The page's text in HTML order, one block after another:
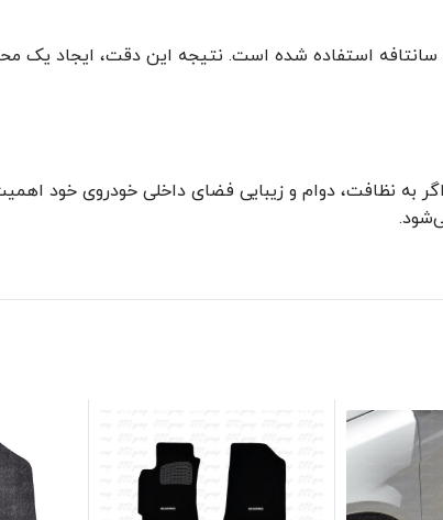
استفاده شده است. نتیجه این دقت، ایجاد یک
به نظافت، دوام و زیبایی فضای داخلی خودروی خود